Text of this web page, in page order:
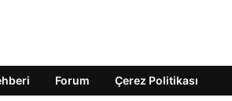
Forum Çerez Politikası